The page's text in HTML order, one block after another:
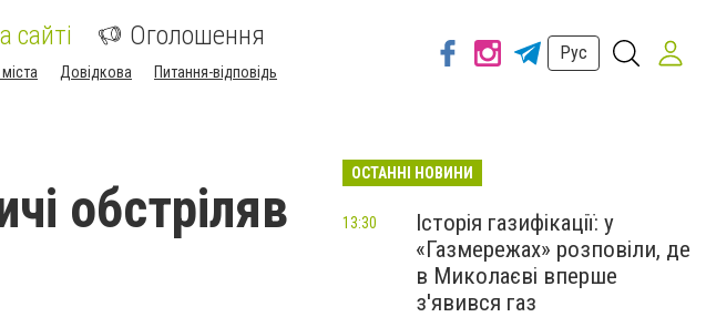
сайті Оголошення
Довідкова Питання-відповідь
Рус
обстріляв
ОСТАННІ НОВИНИ
Історія газифікації: у
«Газмережах» розповіли, де
в Миколаєві вперше
з'явився газ
13:30